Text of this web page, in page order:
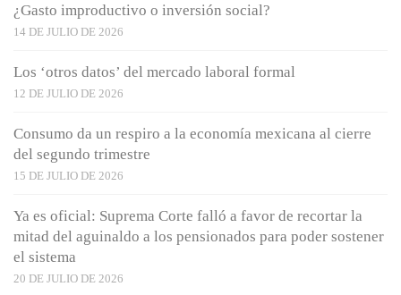
¿Gasto improductivo o inversión social?
14 DE JULIO DE 2026
Los ‘otros datos’ del mercado laboral formal
12 DE JULIO DE 2026
Consumo da un respiro a la economía mexicana al cierre
del segundo trimestre
15 DE JULIO DE 2026
Ya es oficial: Suprema Corte falló a favor de recortar la
mitad del aguinaldo a los pensionados para poder sostener
el sistema
20 DE JULIO DE 2026